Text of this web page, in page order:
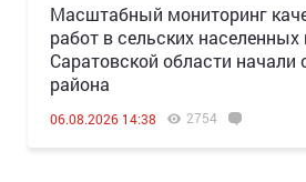
Масштабный мониторинг
работ в сельских населенных
Саратовской области начали
района
06.08.2026 14:38 2754